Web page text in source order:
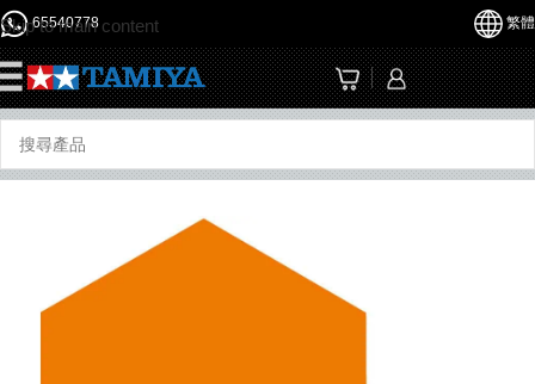
Skip to main content
65540778 繁體